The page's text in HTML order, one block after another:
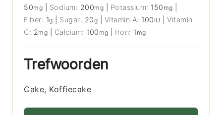
50mg Sodium: 200mg Potassium: 150 mg
Fiber: 1g Sugar: 20g Vitamin A: 100 IU |Vitamin
C: 2mg Calcium: 100 mg Iron: 1 mg
Trefwoorden
Cake, Koffiecake